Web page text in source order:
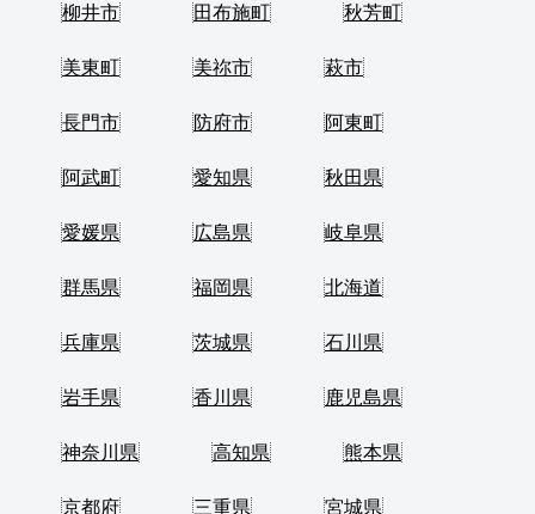
柳井市 田布施町 秋芳町
美東町 美祢市 萩市
長門市 防府市 阿東町
阿武町 愛知県 秋田県
愛媛県 広島県 岐阜県
群馬県 福岡県 北海道
兵庫県 茨城県 石川県
岩手県 香川県 鹿児島県
神奈川県 高知県 熊本県
京都府 三重県 宮城県